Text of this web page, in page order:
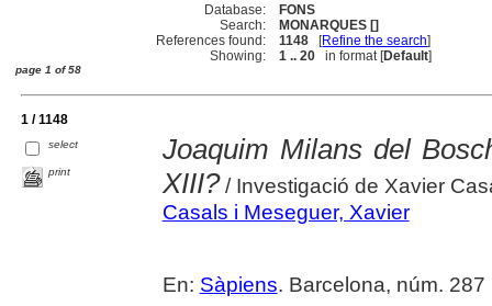
Database:
FONS
Search:
MONARQUES []
References found:
1148 [Refine the search]
Showing:
1 .. 20 in format [Default]
page 1 of 58
1 / 1148
select
print
Joaquim Milans del
XIII?/ Investigació de Xavier
Casals i Meseguer, Xavier
En: Sàpiens. Barcelona, núm.